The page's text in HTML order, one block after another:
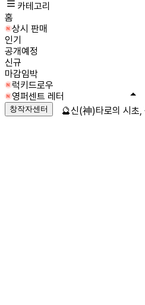
카테고리
홈
상시 판매
인기
공개예정
신규
마감임박
럭키드로우
영퍼센트 레터
창작자센터 🔮신(神)타로의 시초,